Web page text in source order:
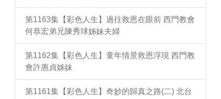
第1163集【彩色人生】過往救恩在眼前 西門教會
何恭宏弟兄陳秀球姊妹夫婦
第1162集【彩色人生】童年情景救恩浮現 西門教
會許惠貞姊妹
第1161集【彩色人生】奇妙的歸真之路(二) 北台